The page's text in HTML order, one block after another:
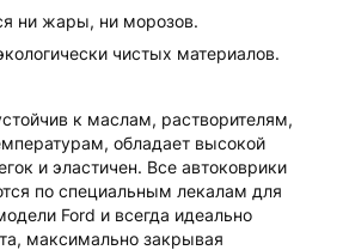
ни жары, ни морозов.
чистых материалов.
к маслам, растворителям,
обладает высокой
и эластичен. Все автоковрики
по специальным лекалам для
Ford и всегда идеально
максимально закрывая